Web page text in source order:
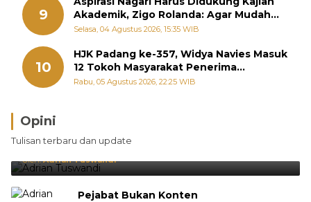
9
Akademik, Zigo Rolanda: Agar Mudah
Diperjuangkan di Kementerian
Selasa, 04 Agustus 2026, 15:35 WIB
10
HJK Padang ke-357, Widya Navies Masuk
12 Tokoh Masyarakat Penerima
Penghargaan Pemko Padang
Rabu, 05 Agustus 2026, 22:25 WIB
Opini
Tulisan terbaru dan update
Brasil Lebih Diunggulkan, tetapi Jepang Selalu
Punya Cara Membuat Kejutan
Oleh:Adrian Tuswandi
Pejabat Bukan Konten